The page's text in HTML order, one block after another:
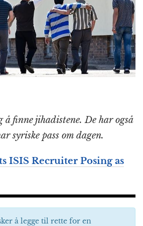
finne jihadistene. De har også
syriske pass om dagen.
ISIS Recruiter Posing as
å legge til rette for en